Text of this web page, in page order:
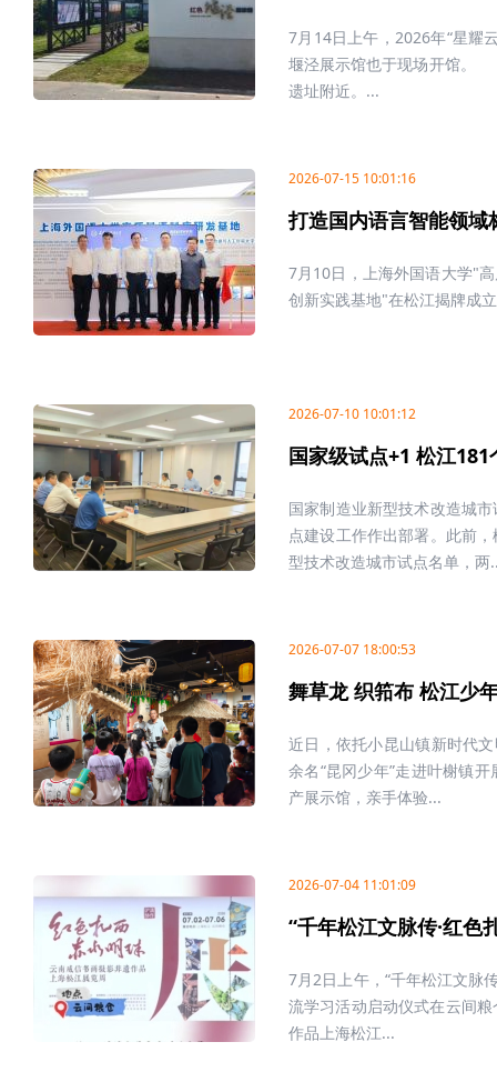
7月14日上午，2026年“星耀
堰泾展示馆也于现场开馆。
遗址附近。...
2026-07-15 10:01:16
打造国内语言智能领
7月10日，上海外国语大学"
创新实践基地"在松江揭牌成
2026-07-10 10:01:12
国家级试点+1 松江181
国家制造业新型技术改造城
点建设工作作出部署。此前
型技术改造城市试点名单，两
2026-07-07 18:00:53
舞草龙 织筘布 松江少
近日，依托小昆山镇新时代
余名“昆冈少年”走进叶榭镇
产展示馆，亲手体验...
2026-07-04 11:01:09
“千年松江文脉传·红色
7月2日上午，“千年松江文脉
流学习活动启动仪式在云间
作品上海松江...